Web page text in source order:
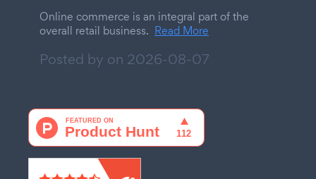
Online commerce is an integral part of the
overall retail business. Read More
Posted by on 2026-08-07